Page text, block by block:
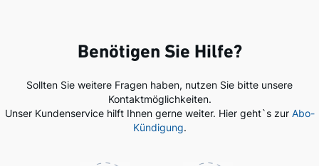
Benötigen Sie Hilfe?
Sollten Sie weitere Fragen haben, nutzen Sie bitte unsere
Kontaktmöglichkeiten.
Unser Kundenservice hilft Ihnen gerne weiter. Hier geht`s zur Abo-
Kündigung.